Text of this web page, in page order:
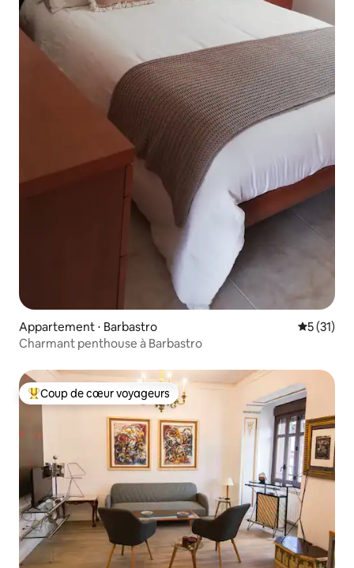
Appartement ⋅ Barbastro
5 (31)
Charmant penthouse à Barbastro
Coups de cœur voyageurs les plus appréciés
Coup de cœur voyageurs